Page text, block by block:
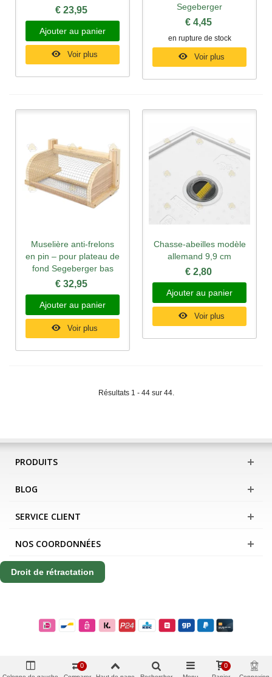
€ 23,95
Ajouter au panier
Voir plus
Segeberger
€ 4,45
en rupture de stock
Voir plus
Muselière anti-frelons
en pin – pour plateau de
fond Segeberger bas
€ 32,95
Ajouter au panier
Voir plus
Chasse-abeilles modèle
allemand 9,9 cm
€ 2,80
Ajouter au panier
Voir plus
Résultats 1 - 44 sur 44.
PRODUITS
BLOG
SERVICE CLIENT
NOS COORDONNÉES
Droit de rétractation
0 0